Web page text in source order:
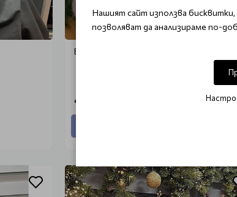
Боядисване на корен
€ 46.02 (90.00 лв.)
Нашият сайт използва
позволяват да анализираме по-